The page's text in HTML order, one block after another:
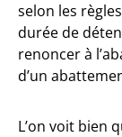
selon les
durée de
renoncer à
d’un
L’on voit bien